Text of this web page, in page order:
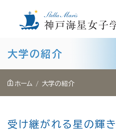
容
大学の紹介
ホーム 大学の紹介
受け継がれる星の輝き